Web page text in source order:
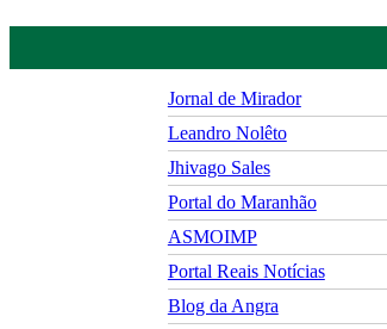
Jornal de Mirador
Leandro Nolêto
Jhivago Sales
Portal do Maranhão
ASMOIMP
Portal Reais Notí­cias
Blog da Angra